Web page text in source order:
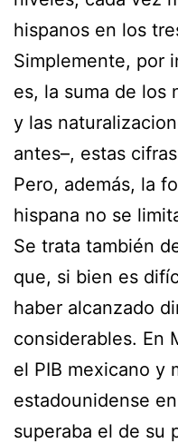
hispanos en los
Simplemente, por
es, la suma de los
y las
antes–, estas
Pero, además, la
hispana no se
Se trata también
que, si bien es
haber alcanzado
considerables. En
el PIB mexicano y
estadounidense
superaba el de su